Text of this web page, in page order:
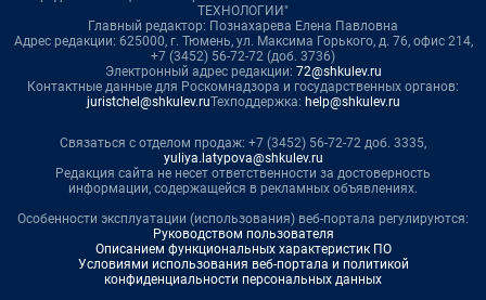
ТЕХНОЛОГИИ"
Главный редактор: Познахарева Елена Павловна
Адрес редакции: 625000, г. Тюмень, ул. Максима Горького, д. 76, офис 214,
+7 (3452) 56-72-72 (доб. 3736)
Электронный адрес редакции: 72@shkulev.ru
Контактные данные для Роскомнадзора и государственных органов:
juristchel@shkulev.ruТехподдержка: help@shkulev.ru
Связаться с отделом продаж: +7 (3452) 56-72-72 доб. 3335,
yuliya.latypova@shkulev.ru
Редакция сайта не несет ответственности за достоверность
информации, содержащейся в рекламных объявлениях.
Особенности эксплуатации (использования) веб-портала регулируются:
Руководством пользователя
Описанием функциональных характеристик ПО
Условиями использования веб-портала и политикой
конфиденциальности персональных данных